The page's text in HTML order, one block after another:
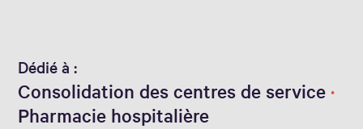
Dédié à :
Consolidation des centres de service
Pharmacie hospitalière